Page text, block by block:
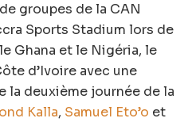
groupes de la CAN
Sports Stadium lors de
Ghana et le Nigéria, le
d’Ivoire avec une
deuxième journée de la
Kalla, Samuel Eto’o et